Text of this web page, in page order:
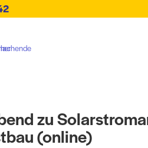
zu
(online)